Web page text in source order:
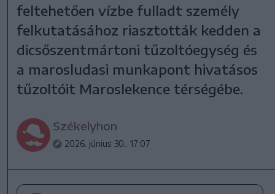
feltehetően vízbe fulladt személy
felkutatásához riasztották kedden a
dicsőszentmártoni tűzoltóegység és
a marosludasi munkapont hivatásos
tűzoltóit Maroslekence térségébe.
Székelyhon
2026. június 30., 17:07